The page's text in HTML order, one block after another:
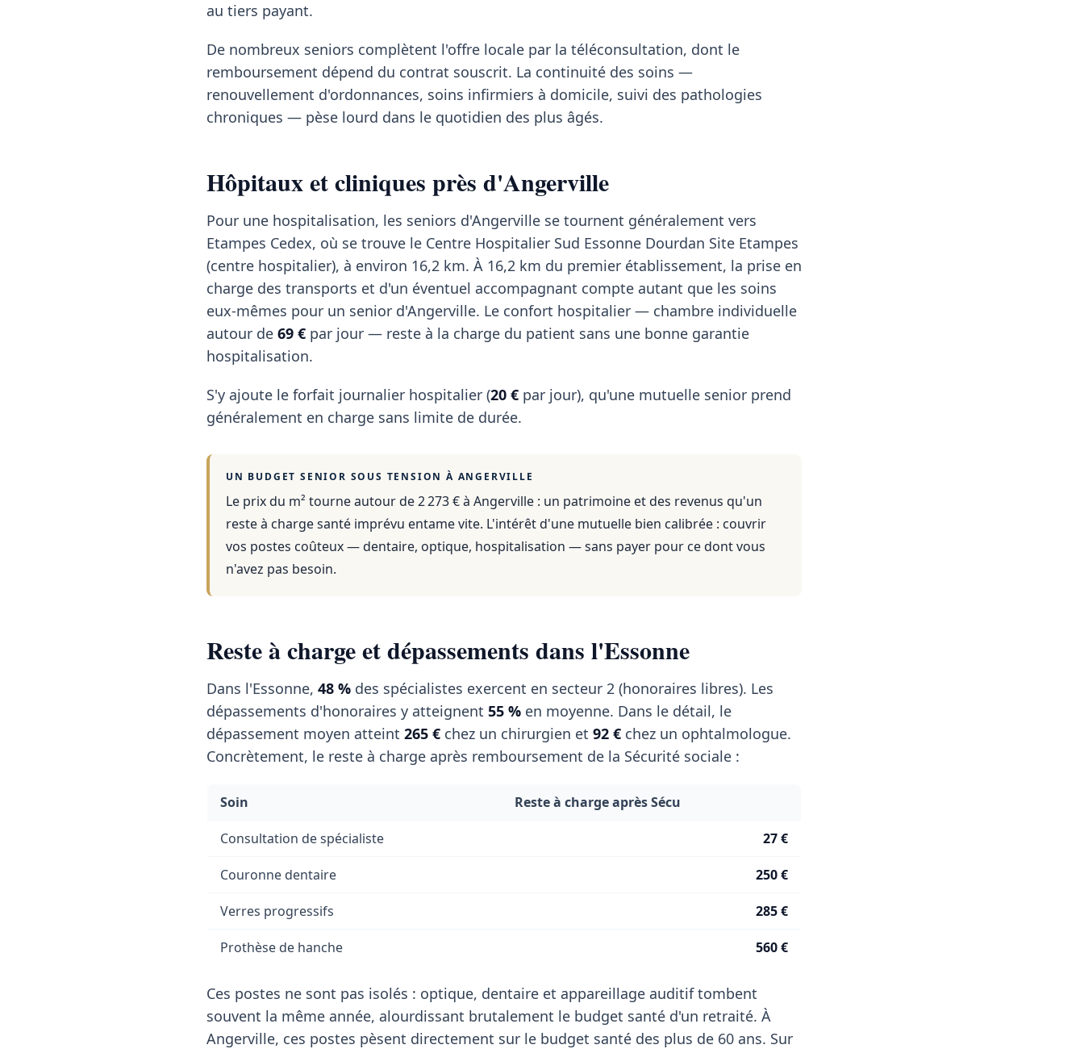
au tiers payant.
De nombreux seniors complètent l'offre locale par la téléconsultation, dont le
remboursement dépend du contrat souscrit. La continuité des soins —
renouvellement d'ordonnances, soins infirmiers à domicile, suivi des pathologies
chroniques — pèse lourd dans le quotidien des plus âgés.
Hôpitaux et cliniques près d'Angerville
Pour une hospitalisation, les seniors d'Angerville se tournent généralement vers
Etampes Cedex, où se trouve le Centre Hospitalier Sud Essonne Dourdan Site Etampes
(centre hospitalier), à environ 16,2 km. À 16,2 km du premier établissement, la prise en
charge des transports et d'un éventuel accompagnant compte autant que les soins
eux-mêmes pour un senior d'Angerville. Le confort hospitalier — chambre individuelle
autour de 69 € par jour — reste à la charge du patient sans une bonne garantie
hospitalisation.
S'y ajoute le forfait journalier hospitalier (20 € par jour), qu'une mutuelle senior prend
généralement en charge sans limite de durée.
UN BUDGET SENIOR SOUS TENSION À ANGERVILLE
Le prix du m² tourne autour de 2 273 €à Angerville : un patrimoine et des revenus qu'un
reste à charge santé imprévu entame vite. L'intérêt d'une mutuelle bien calibrée : couvrir
vos postes coûteux — dentaire, optique, hospitalisation — sans payer pour ce dont vous
n'avez pas besoin.
Reste à charge et dépassements dans l'Essonne
Dans l'Essonne, 48 % des spécialistes exercent en secteur 2 (honoraires libres). Les
dépassements d'honoraires y atteignent 55 % en moyenne. Dans le détail, le
dépassement moyen atteint 265 € chez un chirurgien et 92 € chez un ophtalmologue.
Concrètement, le reste à charge après remboursement de la Sécurité sociale :
Soin Reste à charge après Sécu
Consultation de spécialiste 27 €
Couronne dentaire 250 €
Verres progressifs 285 €
Prothèse de hanche 560 €
Ces postes ne sont pas isolés : optique, dentaire et appareillage auditif tombent
souvent la même année, alourdissant brutalement le budget santé d'un retraité. À
Angerville, ces postes pèsent directement sur le budget santé des plus de 60 ans. Sur